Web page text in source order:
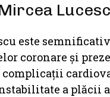
este
coronare și
a plăcii